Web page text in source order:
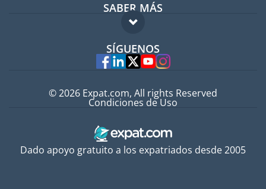
Guía para expatriados
Trabajos en el extranjero
SABER MÁS
FAQ
Expertos
SÍGUENOS
Dado apoyo gratuito a los expatriados desde 2005
© 2026 Expat.com, All rights Reserved
Condiciones de Uso